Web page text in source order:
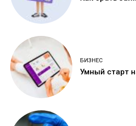
БИЗНЕС
Умный старт